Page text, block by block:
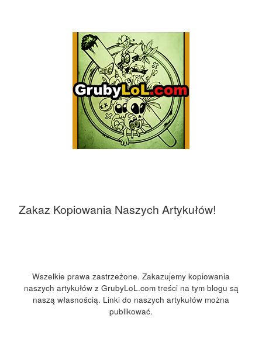
Zakaz Kopiowania Naszych Artykułów!
Wszelkie prawa zastrzeżone. Zakazujemy kopiowania
naszych artykułów z GrubyLoL.com treści na tym blogu są
naszą własnością. Linki do naszych artykułów można
publikować.